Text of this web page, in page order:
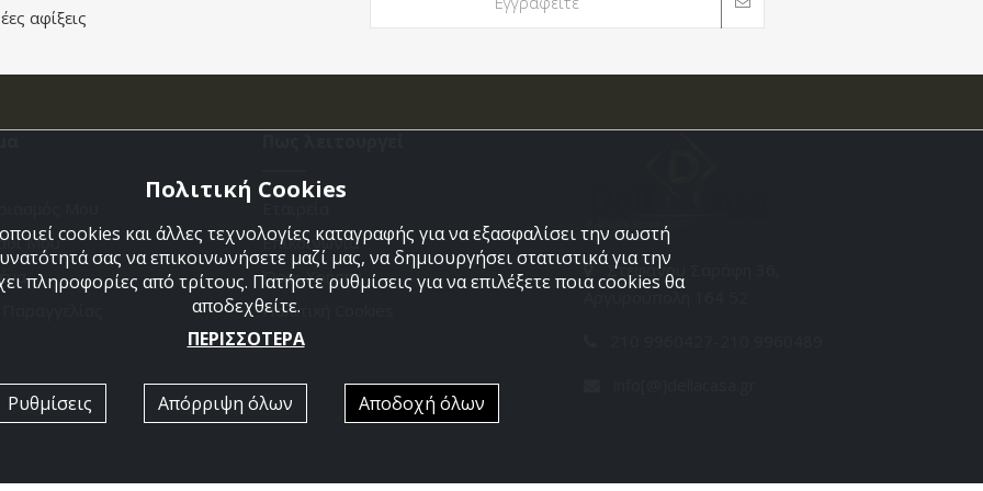
αφίξεις
Μου
Επικοινωνια
Όροι Χρήσης
Πολιτική Cookies
Στεφάνου Σαράφη 36,
Πολιτική Cookies
cookies και άλλες τεχνολογίες καταγραφής για να εξασφαλίσει την σωστή
σας να επικοινωνήσετε μαζί μας, να δημιουργήσει στατιστικά για την
πληροφορίες από τρίτους. Πατήστε ρυθμίσεις για να επιλέξετε ποια cookies θα
αποδεχθείτε.
ΠΕΡΙΣΣΟΤΕΡΑ
Ρυθμίσεις Απόρριψη όλων Αποδοχή όλων